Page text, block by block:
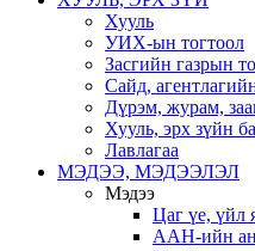
Хууль
УИХ-ын тогтоол
Засгийн газрын
Сайд,
Дүрэм, журам,
Хууль, эрх зүйн
Лавлагаа
МЭДЭЭ, МЭДЭЭЛЭЛ
Мэдээ
Цаг үе, үйл
ААН-ийн